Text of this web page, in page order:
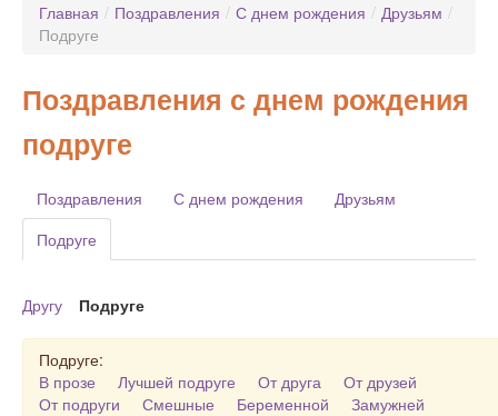
Главная / Поздравления / С днем рождения / Друзьям /
Подруге
Поздравления с днем рождения
подруге
Поздравления С днем рождения
Друзьям
Подруге
Другу Подруге
Подруге:
В прозе
Лучшей подруге От друга
От друзей
От подруги
Смешные Беременной Замужней